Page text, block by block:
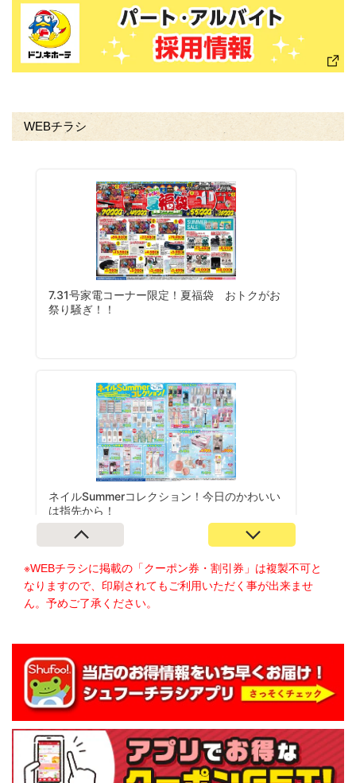
WEBチラシ
※WEBチラシに掲載の「クーポン券・割引券」は複製不可と
なりますので、印刷されてもご利用いただく事が出来ませ
ん。予めご了承ください。